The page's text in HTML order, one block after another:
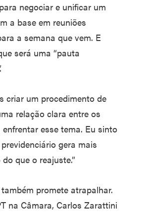
negociar e unificar um
a base em reuniões
a semana que vem. E
será uma “pauta
criar um procedimento de
relação clara entre os
enfrentar esse tema. Eu sinto
gera mais
que o reajuste.”
promete atrapalhar.
na Câmara, Carlos Zarattini